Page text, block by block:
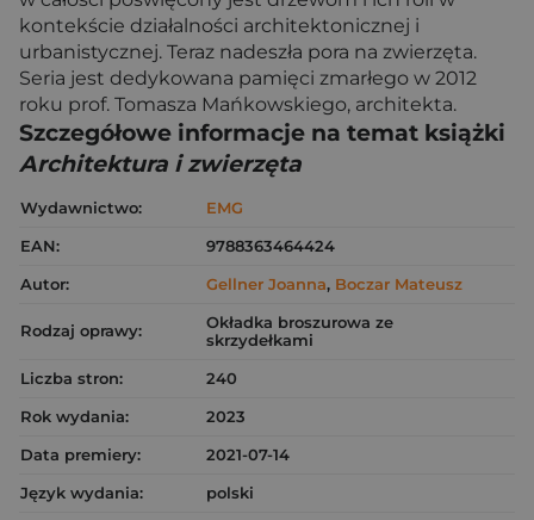
kontekście działalności architektonicznej i
urbanistycznej. Teraz nadeszła pora na zwierzęta.
Seria jest dedykowana pamięci zmarłego w 2012
roku prof. Tomasza Mańkowskiego, architekta.
Szczegółowe informacje na temat książki
Architektura i zwierzęta
Wydawnictwo:
EMG
EAN:
9788363464424
Autor:
Gellner Joanna, Boczar Mateusz
Rodzaj oprawy:
Okładka broszurowa ze
skrzydełkami
Liczba stron:
240
Rok wydania:
2023
Data premiery:
2021-07-14
Język wydania:
polski